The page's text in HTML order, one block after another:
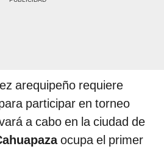
arequipeño requiere
participar en torneo
a cabo en la ciudad de
ocupa el primer